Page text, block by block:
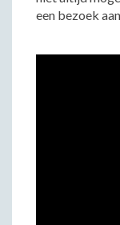
een bezoek